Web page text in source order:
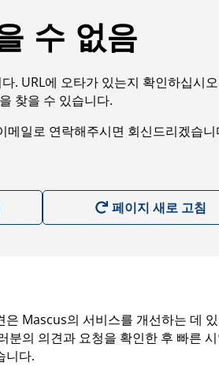
수 없음
. URL에 오타가 있는지 확인하십시
찾을 수 있습니다.
메일로 연락해주시면 회신드리겠습
페이지 새로 고침
Mascus의 서비스를 개선하는 데
분의 의견과 요청을 확인한 후 빠른
니다.